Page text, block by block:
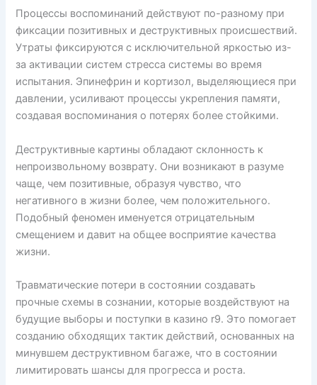
Процессы воспоминаний действуют по-разному при
фиксации позитивных и деструктивных происшествий.
Утраты фиксируются с исключительной яркостью из-
за активации систем стресса системы во время
испытания. Эпинефрин и кортизол, выделяющиеся при
давлении, усиливают процессы укрепления памяти,
создавая воспоминания о потерях более стойкими.
Деструктивные картины обладают склонность к
непроизвольному возврату. Они возникают в разуме
чаще, чем позитивные, образуя чувство, что
негативного в жизни более, чем положительного.
Подобный феномен именуется отрицательным
смещением и давит на общее восприятие качества
жизни.
Травматические потери в состоянии создавать
прочные схемы в сознании, которые воздействуют на
будущие выборы и поступки в казино r9. Это помогает
созданию обходящих тактик действий, основанных на
минувшем деструктивном багаже, что в состоянии
лимитировать шансы для прогресса и роста.